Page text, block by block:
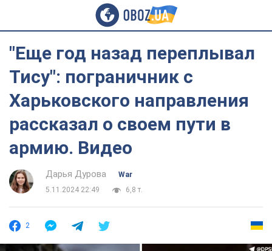
"Еще год назад переплывал
Тису": пограничник с
Харьковского направления
рассказал о своем пути в
армию. Видео
Дарья Дурова
War
5.11.2024 22:49
6,8 т.
2